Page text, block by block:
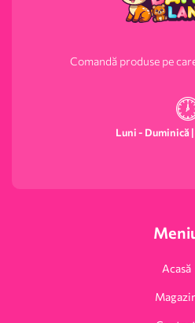
Comandă produse pe
Luni - Duminică
Acasă